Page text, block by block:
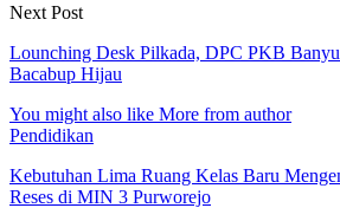
Next Post
Lounching Desk Pilkada, DPC PKB
Bacabup Hijau
You might also like More from author
Pendidikan
Kebutuhan Lima Ruang Kelas Baru
Reses di MIN 3 Purworejo